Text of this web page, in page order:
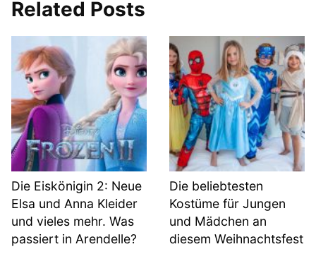
Related Posts
Die Eiskönigin 2: Neue
Elsa und Anna Kleider
und vieles mehr. Was
passiert in Arendelle?
Die beliebtesten
Kostüme für Jungen
und Mädchen an
diesem Weihnachtsfest